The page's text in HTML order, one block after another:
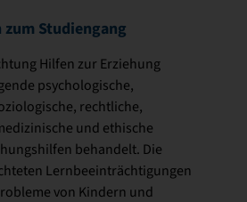
Studiengang
Hilfen zur Erziehung
psychologische,
rechtliche,
und ethische
behandelt. Die
Lernbeeinträchtigungen
von Kindern und